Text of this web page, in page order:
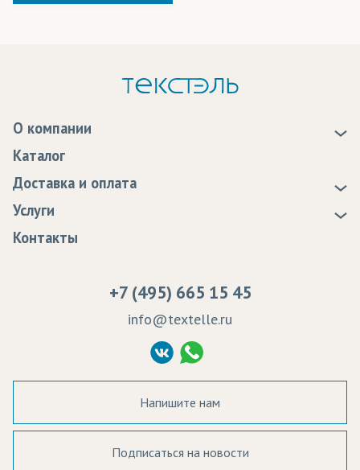
Занавесы
Кашне
Наружная реклама
Плакаты
О компании
Статьи
Программа лояльности
Сертификаты качества
Судебные решения
Политика Конфиденциальности
Согласие на обработку ПД
Каталог
Доставка и оплата
Доставка
Оплата
Возврат
Услуги
Образцы
Контакты
+7 (495) 665 15 45
info@textelle.ru
Напишите нам
Подписаться на новости